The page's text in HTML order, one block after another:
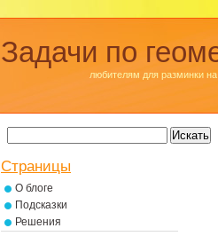
Задачи по
любителям для разминки на
Страницы
О блоге
Подсказки
Решения